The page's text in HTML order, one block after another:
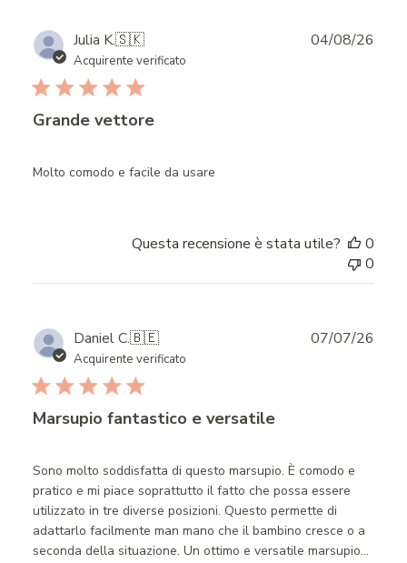
Julia K.🇸🇰
Acquirente verificato
Grande vettore
Molto comodo e facile da usare
04/08/26
Questa recensione è stata utile?
0
0
Daniel C.🇧🇪
Acquirente verificato
Marsupio fantastico e versatile
Sono molto soddisfatta di questo marsupio. È comodo e
pratico e mi piace soprattutto il fatto che possa essere
utilizzato in tre diverse posizioni. Questo permette di
adattarlo facilmente man mano che il bambino cresce o a
seconda della situazione. Un ottimo e versatile marsupio...
07/07/26